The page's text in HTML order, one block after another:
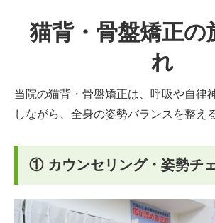
猫背・骨盤矯正の
れ
当院の猫背・骨盤矯正は、呼吸や自律
しながら、全身の姿勢バランスを整え
① カウンセリング・姿勢チ